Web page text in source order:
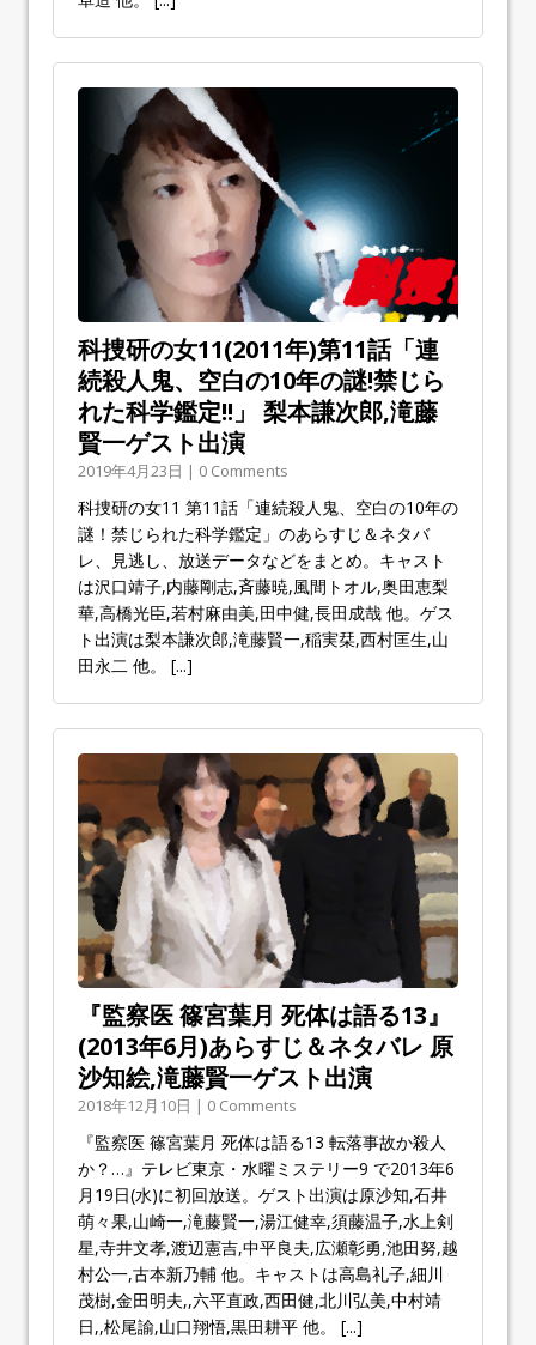
科捜研の女11(2011年)第11話「連
続殺人鬼、空白の10年の謎!禁じら
れた科学鑑定!!」 梨本謙次郎,滝藤
賢一ゲスト出演
2019年4月23日 | 0 Comments
科捜研の女11 第11話「連続殺人鬼、空白の10年の
謎！禁じられた科学鑑定」のあらすじ＆ネタバ
レ、見逃し、放送データなどをまとめ。キャスト
は沢口靖子,内藤剛志,斉藤暁,風間トオル,奥田恵梨
華,高橋光臣,若村麻由美,田中健,長田成哉 他。ゲス
ト出演は梨本謙次郎,滝藤賢一,稲実栞,西村匡生,山
田永二 他。 [...]
『監察医 篠宮葉月 死体は語る13』
(2013年6月)あらすじ＆ネタバレ 原
沙知絵,滝藤賢一ゲスト出演
2018年12月10日 | 0 Comments
『監察医 篠宮葉月 死体は語る13 転落事故か殺人
か？…』テレビ東京・水曜ミステリー9 で2013年6
月19日(水)に初回放送。ゲスト出演は原沙知,石井
萌々果,山崎一,滝藤賢一,湯江健幸,須藤温子,水上剣
星,寺井文孝,渡辺憲吉,中平良夫,広瀬彰勇,池田努,越
村公一,古本新乃輔 他。キャストは高島礼子,細川
茂樹,金田明夫,,六平直政,西田健,北川弘美,中村靖
日,,松尾諭,山口翔悟,黒田耕平 他。 [...]